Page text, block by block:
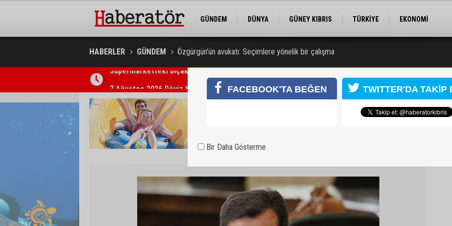
GÜNDEM DÜNYA GÜNEY KIBRIS TÜRKİYE
EKONOMİ
HABERLER GÜNDEM Özgürgün'ün avukatı: Seçimlere yönelik bir çalışma
7 Ağustos 2026 Döviz Kurları
FACEBOOK'TA BEĞEN TWITTER'DA TAKİP
Bir Daha Gösterme